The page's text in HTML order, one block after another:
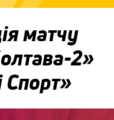
матчу
2»